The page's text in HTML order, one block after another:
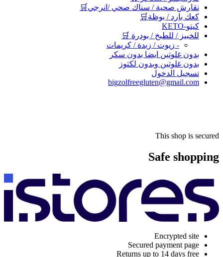
نقارش صحية / سناك صحي /انرجي🛒
كعك بارد / بوظة🛒
كيتو-KETO
للخبيز / للطبخ / بودرة 🛒
- زيوت / زبدة / كريمات
بدون غلوتين ايضا بدون سكر
بدون غلوتين وبدون لكتوز
تسجيل الدخول
bigzolfreegluten@gmail.com
This shop is secured
Safe shopping
Encrypted site
Secured payment page
Returns up to 14 days free